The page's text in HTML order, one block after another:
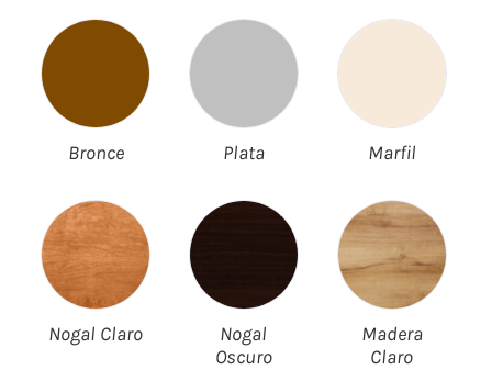
Bronce Plata Marfil
Nogal Claro
Nogal
Oscuro
Madera
Claro